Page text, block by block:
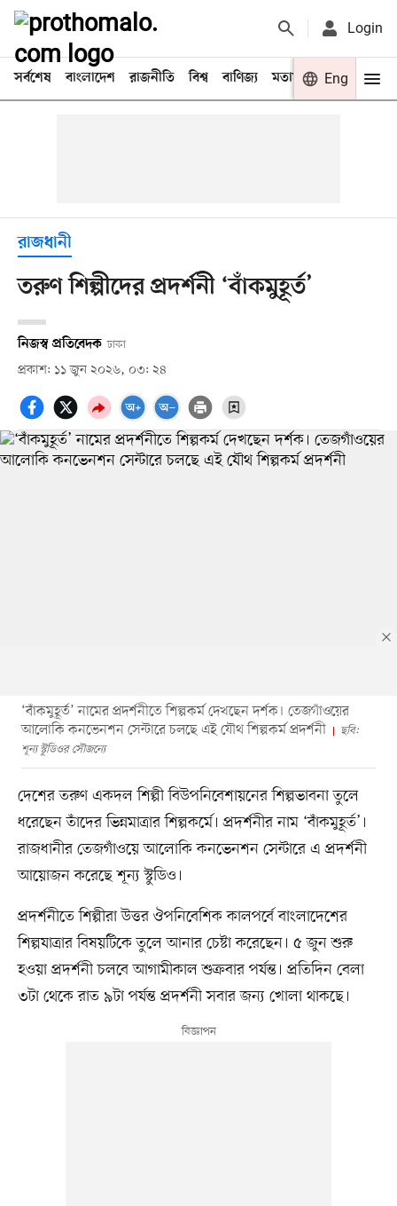
Login
সর্বশেষ বাংলাদেশ রাজনীতি বিশ্ব বাণিজ্য মতামত খেলা
Eng
রাজধানী
তরুণ শিল্পীদের প্রদর্শনী ‘বাঁকমুহূর্ত’
নিজস্ব প্রতিবেদক ঢাকা
প্রকাশ: ১১ জুন ২০২৬, ০৩: ২৪
‘বাঁকমুহূর্ত’ নামের প্রদর্শনীতে শিল্পকর্ম দেখছেন দর্শক। তেজগাঁওয়ের
আলোকি কনভেনশন সেন্টারে চলছে এই যৌথ শিল্পকর্ম প্রদর্শনী
ছবি:
শূন্য স্টুডিওর সৌজন্যে
দেশের তরুণ একদল শিল্পী বিউপনিবেশায়নের শিল্পভাবনা তুলে
ধরেছেন তাঁদের ভিন্নমাত্রার শিল্পকর্মে। প্রদর্শনীর নাম ‘বাঁকমুহূর্ত’।
রাজধানীর তেজগাঁওয়ে আলোকি কনভেনশন সেন্টারে এ প্রদর্শনী
আয়োজন করেছে শূন্য স্টুডিও।
প্রদর্শনীতে শিল্পীরা উত্তর ঔপনিবেশিক কালপর্বে বাংলাদেশের
শিল্পযাত্রার বিষয়টিকে তুলে আনার চেষ্টা করেছেন। ৫ জুন শুরু
হওয়া প্রদর্শনী চলবে আগামীকাল শুক্রবার পর্যন্ত। প্রতিদিন বেলা
৩টা থেকে রাত ৯টা পর্যন্ত প্রদর্শনী সবার জন্য খোলা থাকছে।